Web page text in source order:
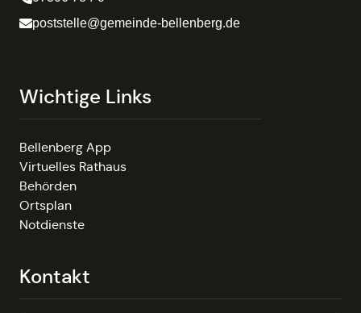
poststelle@gemeinde-bellenberg.de
Wichtige Links
Bellenberg App
Virtuelles Rathaus
Behörden
Ortsplan
Notdienste
Kontakt